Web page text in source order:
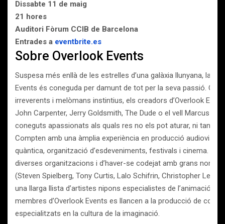
Dissabte 11 de maig
21 hores
Auditori Fòrum CCIB de Barcelona
Entrades a eventbrite.es
Sobre Overlook Events
Suspesa més enllà de les estrelles d’una galàxia llunyana, la
Events és coneguda per damunt de tot per la seva passió.
irreverents i melòmans instintius, els creadors d’Overlook
John Carpenter, Jerry Goldsmith, The Dude o el vell Marcus
coneguts apassionats als quals res no els pot aturar, ni tan
Compten amb una àmplia experiència en producció
quàntica, organització d’esdeveniments, festivals i cinema.
diverses organitzacions i d’haver-se codejat amb grans noms
(Steven Spielberg, Tony Curtis, Lalo Schifrin, Christopher Lee,
una llarga llista d’artistes nipons especialistes de l’animació,
membres d’Overlook Events es llancen a la producció de
especialitzats en la cultura de la imaginació.